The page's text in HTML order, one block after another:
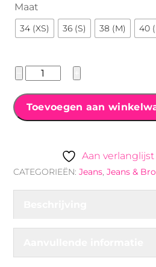
Maat
34 (XS) 36 (S) 38 (M) 40
place
jour
jogging
aantal
Toevoegen aan
Aan
CATEGORIEËN:Jeans,Jeans &